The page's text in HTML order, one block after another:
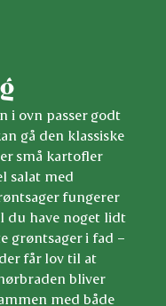
i ovn passer godt
gå den klassiske
små kartofler
salat med
fungerer
du have noget lidt
grøntsager i fad –
får lov til at
bliver
med både